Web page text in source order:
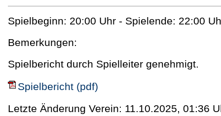
Spielbeginn: 20:00 Uhr - Spielende: 22:00
Bemerkungen:
Spielbericht durch Spielleiter genehmigt.
Spielbericht (pdf)
Letzte Änderung Verein: 11.10.2025, 01:36